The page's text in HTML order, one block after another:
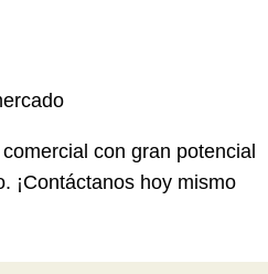
con gran potencial
¡Contáctanos hoy mismo